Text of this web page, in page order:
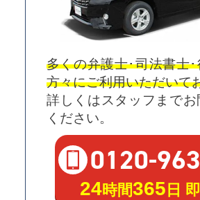
多くの弁護士･司法書士
方々にご利用いただいて
詳しくはスタッフまでお
ください。
0120-963
24時間365 日